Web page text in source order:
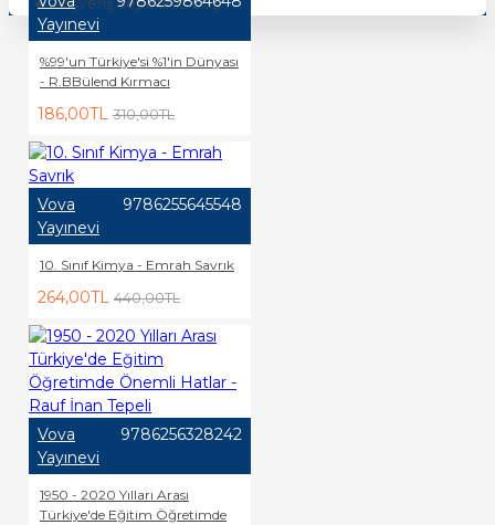
Yayınevi
%99'un Türkiye'si %1'in Dünyası
- R.BBülend Kırmacı
186,00TL 310,00TL
Vova
Yayınevi
9786255645548
10. Sınıf Kimya - Emrah Savrık
264,00TL 440,00TL
Vova
Yayınevi
9786256328242
1950 - 2020 Yılları Arası
Türkiye'de Eğitim Öğretimde